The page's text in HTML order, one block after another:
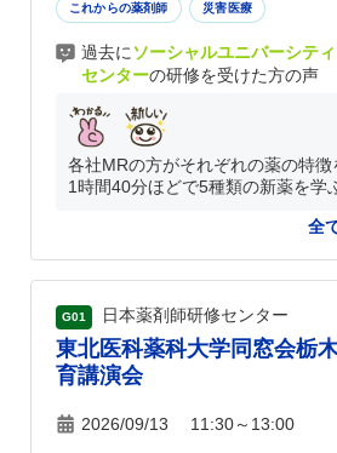
これからの薬剤師 災害医療
過去にソーシャルユニバーシテ
センターの研修を受けた方の声
各社MRの方がそれぞれの薬の特徴
1時間40分ほどで5種類の新薬を学
全
G01 日本薬剤師研修センター
東北医科薬科大学同窓会栃
育講演会
2026/09/13 11:30～13:00